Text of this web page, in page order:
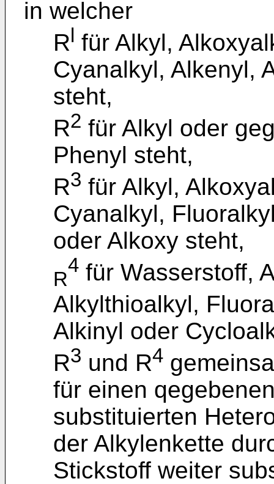
in welcher
R für Alkyl,
Cyanalkyl, Alkenyl,
steht,
R2 für Alkyl oder
Phenyl steht,
R3 für Alkyl,
Cyanalkyl,
oder Alkoxy steht,
R
4 für Wasserstoff,
Alkylthioalkyl,
Alkinyl oder
R3 und R4
für einen
substituierten
der Alkylenkette
Stickstoff weiter